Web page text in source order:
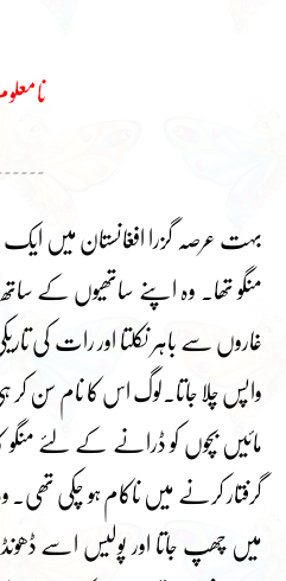
بہت عرصہ گزرا افغانستان میں ایک
منگو تھا۔ وہ اپنے ساتھیوں کے
غاروں سے باہر نکلتا اور رات کی
واپس چلا جاتا۔لوگ اس کا نام سن
مائیں بچوں کو ڈرانے کے لئے
گرفتار کرنے میں ناکام ہو چکی
میں چھپ جاتا اور پولیس اسے